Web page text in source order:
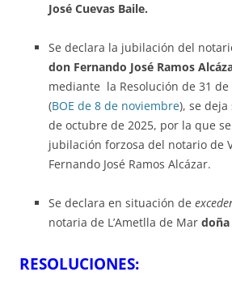
José Cuevas Baile.
Se declara la jubilación del
don Fernando José Ramos
mediante la Resolución de 31
(BOE de 8 de noviembre), se
de octubre de 2025, por la que
jubilación forzosa del notario de
Fernando José Ramos Alcázar.
Se declara en situación de
notaria de L’Ametlla de Mar doña
RESOLUCIONES: